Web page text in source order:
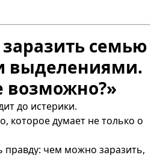
семью
выделениями.
возможно?»
до истерики.
думает не только о
чем можно заразить,